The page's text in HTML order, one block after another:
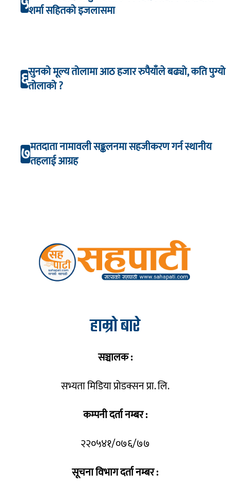
शर्मा सहितको इजलासमा
६सुनको मूल्य तोलामा आठ हजार रुपैयाँले बढ्यो, कति पुग्यो
तोलाको ?
७मतदाता नामावली सङ्कलनमा सहजीकरण गर्न स्थानीय
तहलाई आग्रह
हाम्रो बारे
सञ्चालक :
सभ्यता मिडिया प्रोडक्सन प्रा. लि.
कम्पनी दर्ता नम्बर :
२२०५४१/०७६/७७
सूचना विभाग दर्ता नम्बर :